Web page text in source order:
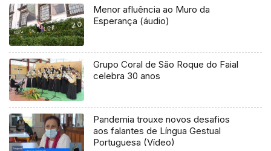
Menor afluência ao Muro da
Esperança (áudio)
Grupo Coral de São Roque do Faial
celebra 30 anos
Pandemia trouxe novos desafios
aos falantes de Língua Gestual
Portuguesa (Vídeo)